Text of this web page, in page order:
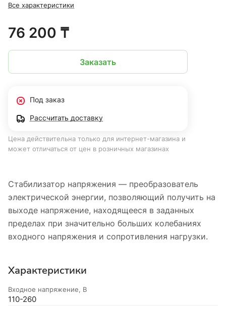
Все характеристики
76 200 ₸
Заказать
Под заказ
Рассчитать доставку
Цена действительна только для интернет-магазина и
может отличаться от цен в розничных магазинах
Стабилизатор напряжения — преобразователь
электрической энергии, позволяющий получить на
выходе напряжение, находящееся в заданных
пределах при значительно больших колебаниях
входного напряжения и сопротивления нагрузки.
Характеристики
Входное напряжение, В
110-260